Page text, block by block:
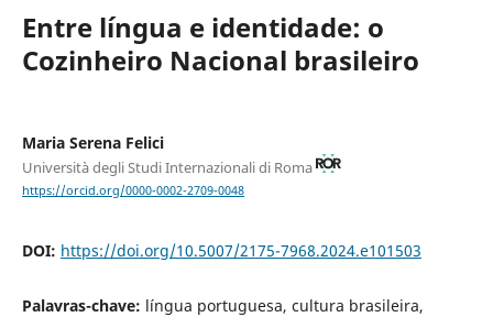
Entre língua e identidade: o
Cozinheiro Nacional brasileiro
Maria Serena Felici
Università degli Studi Internazionali di Roma
https://orcid.org/0000-0002-2709-0048
DOI: https://doi.org/10.5007/2175-7968.2024.e101503
Palavras-chave: língua portuguesa, cultura brasileira,